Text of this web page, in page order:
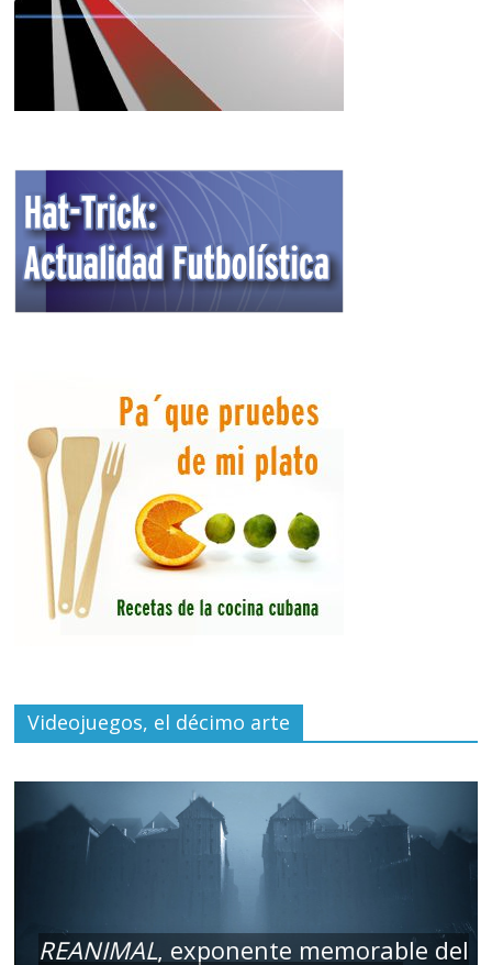
Videojuegos, el décimo arte
REANIMAL, exponente memorable del